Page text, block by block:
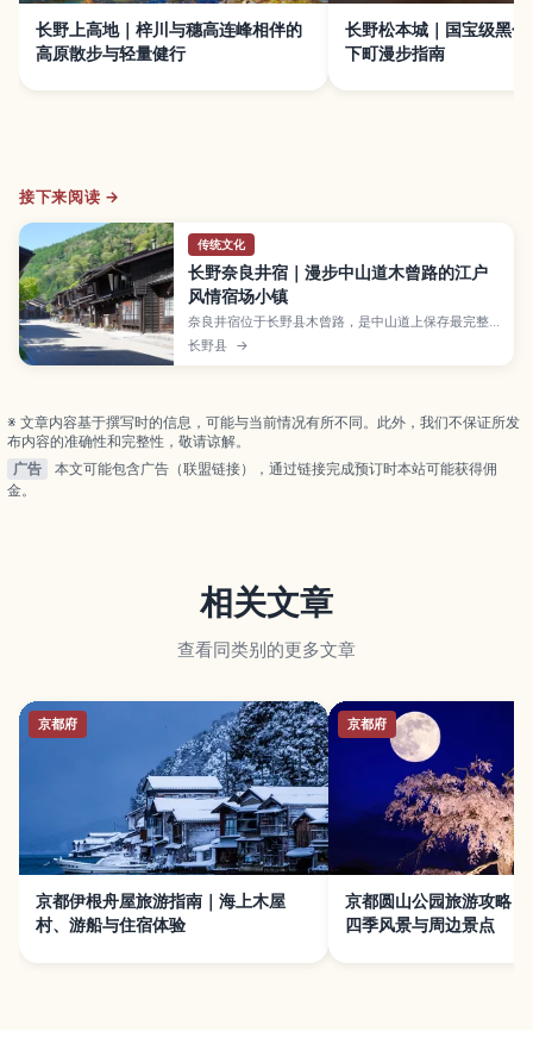
长野上高地｜梓川与穗高连峰相伴的
高原散步与轻量健行
长野松本城｜国宝级黑色
下町漫步指南
接下来阅读 →
传统文化
长野奈良井宿｜漫步中山道木曾路的江户
风情宿场小镇
奈良井宿位于长野县木曾路，是中山道上保存最完整
的江户时代宿场町之一。文章带你走进石板老街与木
造町家，介绍漆器名镇木曾平泽、资料馆与神社等必
长野县 →
※ 文章内容基于撰写时的信息，可能与当前情况有所不同。此外，我们不保证所发
布内容的准确性和完整性，敬请谅解。
广告
本文可能包含广告（联盟链接），通过链接完成预订时本站可能获得佣
金。
相关文章
查看同类别的更多文章
京都府
京都伊根舟屋旅游指南｜海上木屋
村、游船与住宿体验
京都府
京都圆山公园旅游攻略｜
四季风景与周边景点